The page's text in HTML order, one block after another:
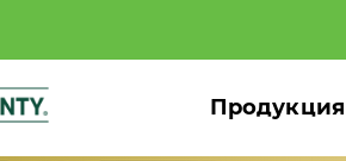
Продукция